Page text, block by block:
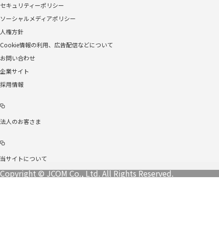
セキュリティーポリシー
ソーシャルメディアポリシー
人権方針
Cookie情報の利用、広告配信などについて
お問い合わせ
企業サイト
採用情報
法人のお客さま
当サイトについて
Copyright © JCOM Co., Ltd. All Rights Reserved.